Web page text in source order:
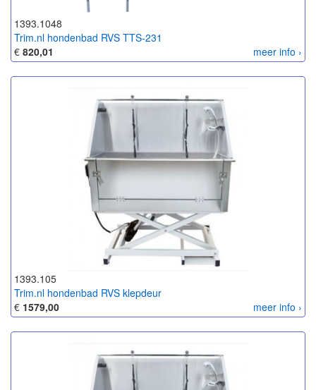
1393.1048
Trim.nl hondenbad RVS TTS-231
meer info ›
€ 820,01
1393.105
Trim.nl hondenbad RVS klepdeur
meer info ›
€ 1579,00